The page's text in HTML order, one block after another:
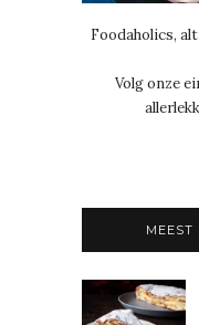
Foodaholics,
Volg onze
MEEST